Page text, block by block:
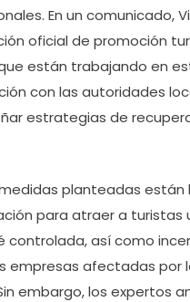
En un comunicado,
oficial de promoción
están trabajando en
con las autoridades
estrategias de
planteadas están
para atraer a turistas
controlada, así como
empresas afectadas por
embargo, los expertos